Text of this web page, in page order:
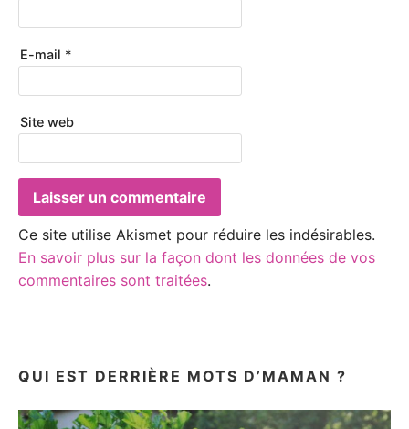
E-mail *
Site web
Ce site utilise Akismet pour réduire les indésirables.
En savoir plus sur la façon dont les données de vos
commentaires sont traitées.
QUI EST DERRIÈRE MOTS D’MAMAN ?